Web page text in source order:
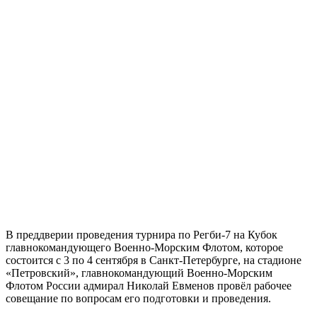
В преддверии проведения турнира по Регби-7 на Кубок
главнокомандующего Военно-Морским Флотом, которое
состоится с 3 по 4 сентября в Санкт-Петербурге, на стадионе
«Петровский», главнокомандующий Военно-Морским
Флотом России адмирал Николай Евменов провёл рабочее
совещание по вопросам его подготовки и проведения.